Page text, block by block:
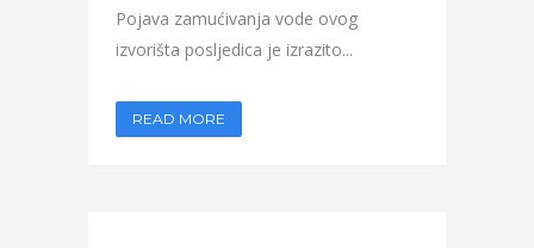
Pojava zamućivanja vode ovog
izvorišta posljedica je izrazito...
READ MORE